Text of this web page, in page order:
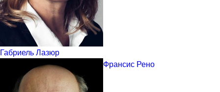
Габриель Лазюр
Франсис Рено